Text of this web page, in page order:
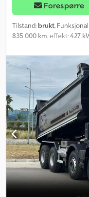
Forespørre
Tilstand: brukt,
835 000 km, effekt:427
lastevekt:44 000 kg,
385/65/22,5+315/80/22,5
4x2,
drivstofftank kapasitet:1
utslippsklasse:Euro 6 ,
aircondition, ekstra